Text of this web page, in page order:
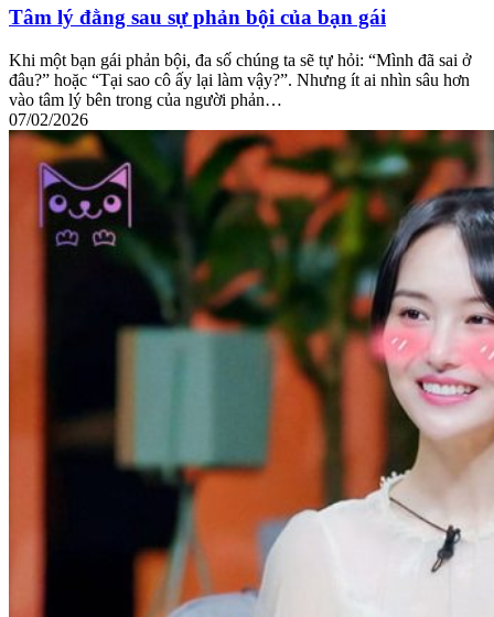
Tâm lý đằng sau sự phản bội của bạn gái
Khi một bạn gái phản bội, đa số chúng ta sẽ tự hỏi: “Mình đã sai ở
đâu?” hoặc “Tại sao cô ấy lại làm vậy?”. Nhưng ít ai nhìn sâu hơn
vào tâm lý bên trong của người phản…
07/02/2026